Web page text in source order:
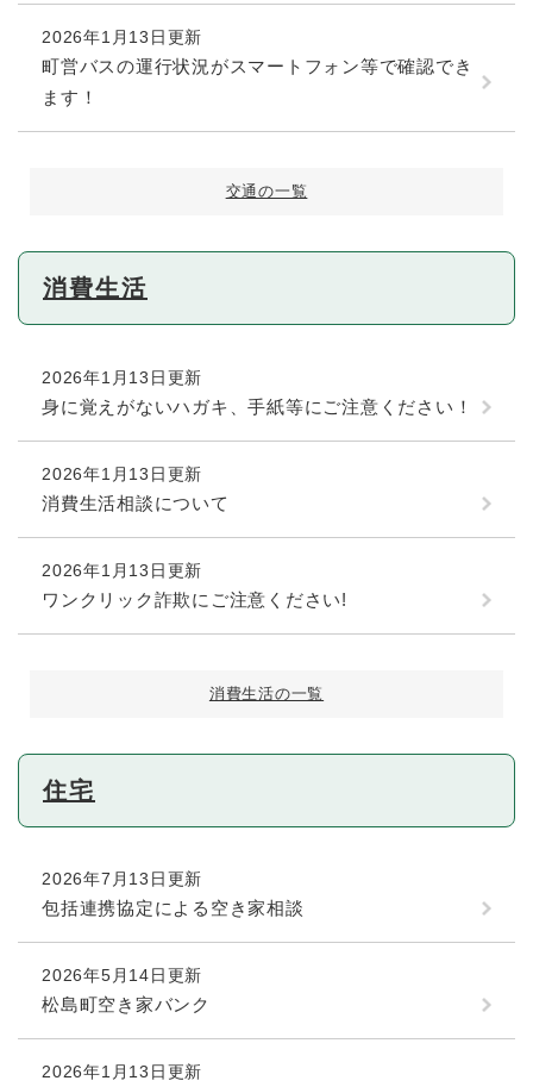
2026年1月13日更新
町営バスの運行状況がスマートフォン等で確認でき
ます！
交通の一覧
消費生活
2026年1月13日更新
身に覚えがないハガキ、手紙等にご注意ください！
2026年1月13日更新
消費生活相談について
2026年1月13日更新
ワンクリック詐欺にご注意ください!
消費生活の一覧
住宅
2026年7月13日更新
包括連携協定による空き家相談
2026年5月14日更新
松島町空き家バンク
2026年1月13日更新